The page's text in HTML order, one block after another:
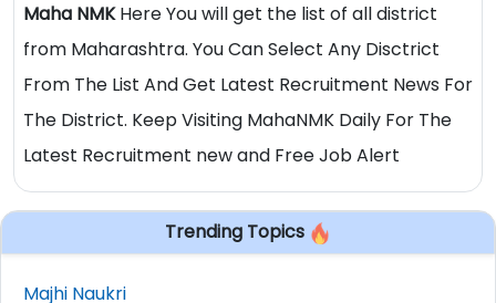
Maha NMKHere You will get the list of all district
from Maharashtra. You Can Select Any Disctrict
From The List And Get Latest Recruitment News For
The District. Keep Visiting MahaNMK Daily For The
Latest Recruitment new and Free Job Alert
Trending Topics
Majhi Naukri